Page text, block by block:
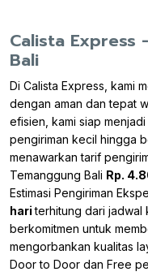
Calista Express
Bali
Di Calista Express, kami
dengan aman dan tepat
efisien, kami siap
pengiriman kecil hingga
menawarkan tarif
Temanggung Bali Rp.
Estimasi Pengiriman
hariterhitung dari jadwal
berkomitmen untuk
mengorbankan kualitas
Door to Door dan Free